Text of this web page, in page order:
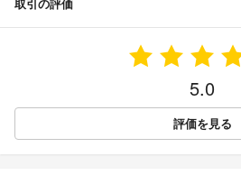
5.0
評価を見る